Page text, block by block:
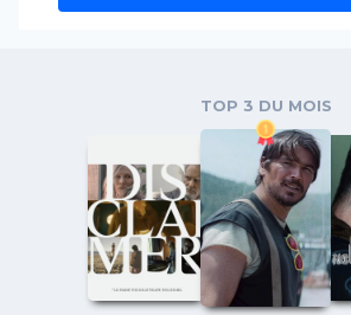
TOP 3 DU MOIS